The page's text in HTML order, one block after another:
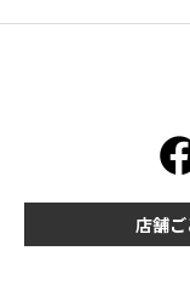
店舗